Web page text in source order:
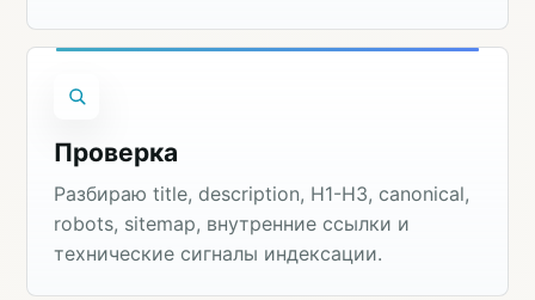
Проверка
Разбираю title, description, H1-H3, canonical,
robots, sitemap, внутренние ссылки и
технические сигналы индексации.